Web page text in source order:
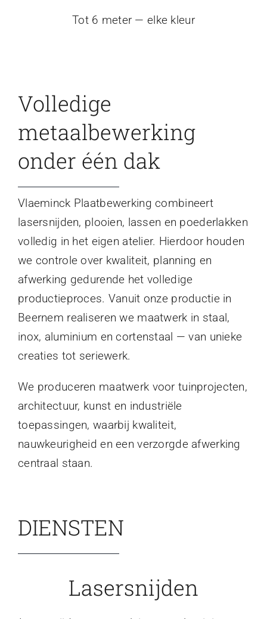
Tot 6 meter — elke kleur
Volledige
metaalbewerking
onder één dak
Vlaeminck Plaatbewerking combineert
lasersnijden, plooien, lassen en poederlakken
volledig in het eigen atelier. Hierdoor houden
we controle over kwaliteit, planning en
afwerking gedurende het volledige
productieproces. Vanuit onze productie in
Beernem realiseren we maatwerk in staal,
inox, aluminium en cortenstaal — van unieke
creaties tot seriewerk.
We produceren maatwerk voor tuinprojecten,
architectuur, kunst en industriële
toepassingen, waarbij kwaliteit,
nauwkeurigheid en een verzorgde afwerking
centraal staan.
DIENSTEN
Lasersnijden